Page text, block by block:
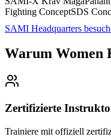
Fighting ConceptSDS
SAMI Headquarters
Warum Women
Zertifizierte
Trainiere mit offiziell